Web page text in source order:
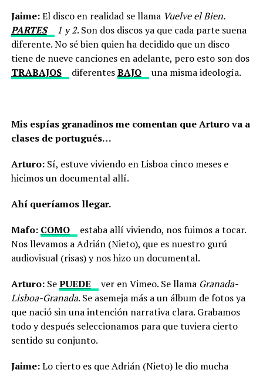
Jaime:El disco en realidad se llama Vuelve el Bien.
PARTES
1 y 2. Son dos discos ya que cada parte suena
diferente. No sé bien quien ha decidido que un disco
tiene de nueve canciones en adelante, pero esto son dos
TRABAJOS
diferentesBAJO una misma ideología.
Mis espías granadinos me comentan que Arturo va a
clases de portugués…
Arturo:Sí, estuve viviendo en Lisboa cinco meses e
hicimos un documental allí.
Ahí queríamos llegar.
Mafo: COMO
estaba allí viviendo, nos fuimos a tocar.
Nos llevamos a Adrián (Nieto), que es nuestro gurú
audiovisual (risas) y nos hizo un documental.
Arturo:SePUEDE ver en Vimeo. Se llama Granada-
Lisboa-Granada. Se asemeja más a un álbum de fotos ya
que nació sin una intención narrativa clara. Grabamos
todo y después seleccionamos para que tuviera cierto
sentido su conjunto.
Jaime:Lo cierto es que Adrián (Nieto) le dio mucha